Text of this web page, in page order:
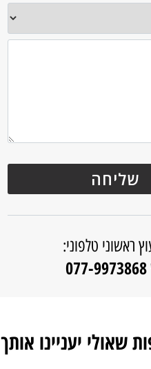
ראשוני טלפוני:
077-9973868
שאולי יעניינו אותך